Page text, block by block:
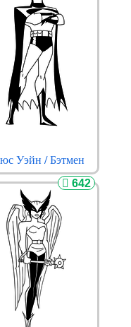
Уэйн / Бэтмен
642